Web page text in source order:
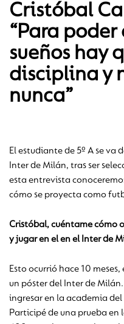
Cristóbal
“Para poder
sueños hay
disciplina y
nunca”
El estudiante de 5º A se va
Inter de Milán, tras ser
esta entrevista
cómo se proyecta como
Cristóbal, cuéntame cómo
y jugar en el en el Inter de
Esto ocurrió hace 10
un póster del Inter de
ingresar en la academia
Participé de una prueba en